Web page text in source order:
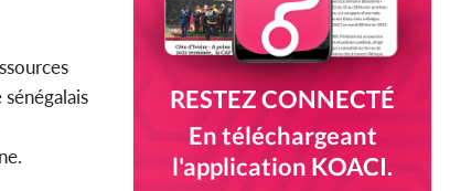
RESTEZ CONNECTÉ
En téléchargeant
l'application KOACI.